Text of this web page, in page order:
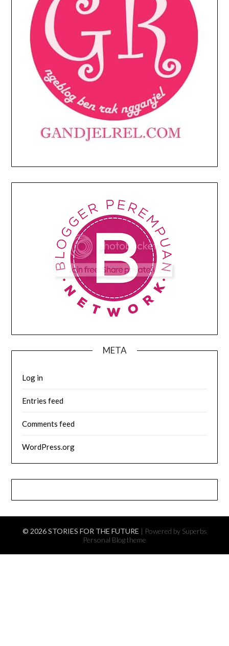
META
Log in
Entries feed
Comments feed
WordPress.org
© 2026 STORIES FOR THE FUTURE | Powered by Superbs
Personal Blog theme